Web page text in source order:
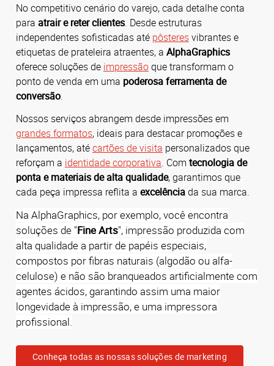
No competitivo cenário do varejo, cada detalhe conta
para atrair e reter clientes. Desde estruturas
independentes sofisticadas até pôsteresvibrantes e
etiquetas de prateleira atraentes, a AlphaGraphics
oferece soluções de impressãoque transformam o
ponto de venda em uma poderosa ferramenta de
conversão.
Nossos serviços abrangem desde impressões em
grandes formatos, ideais para destacar promoções e
lançamentos, atécartões de visita personalizados que
reforçam a identidade corporativa. Com tecnologia de
ponta e materiais de alta qualidade, garantimos que
cada peça impressa reflita a excelênciada sua marca.
Na AlphaGraphics, por exemplo, você encontra
soluções de "Fine Arts", impressão produzida com
alta qualidade a partir de papéis especiais,
compostos por fibras naturais (algodão ou alfa-
celulose) e não são branqueados artificialmente com
agentes ácidos, garantindo assim uma maior
longevidade à impressão, e uma impressora
profissional.
Conheça todas as nossas soluções de marketing